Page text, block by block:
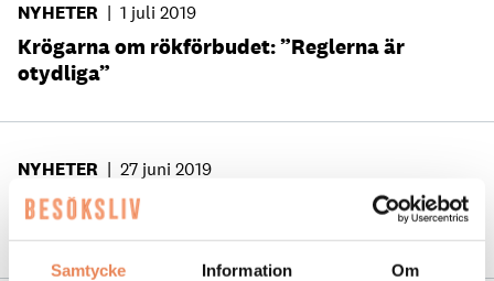
Samtycke Information Om
NYHETER | 1 juli 2019
Krögarna om rökförbudet: ”Reglerna är
otydliga”
NYHETER | 27 juni 2019
Höga förväntningar inför Almedalen – trots
mellanår